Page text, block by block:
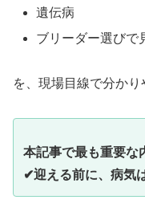
遺伝病
ブリーダー選びで
を、現場目線で分かり
本記事で最も重要な
✔迎える前に、病気